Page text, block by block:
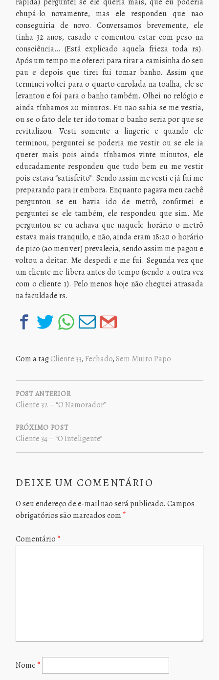
chupá-lo novamente, mas ele respondeu que não
conseguiria de novo. Conversamos brevemente, ele
tinha 32 anos, casado e comentou estar com peso na
consciência… (Está explicado aquela frieza toda rs).
Após um tempo me ofereci para tirar a camisinha do seu
pau e depois que tirei fui tomar banho. Assim que
terminei voltei para o quarto enrolada na toalha, ele se
levantou e foi para o banho também. Olhei no relógio e
ainda tínhamos 20 minutos. Eu não sabia se me vestia,
ou se o fato dele ter ido tomar o banho seria por que se
revitalizou. Vesti somente a lingerie e quando ele
terminou, perguntei se poderia me vestir ou se ele ia
querer mais pois ainda tínhamos vinte minutos, ele
educadamente respondeu que tudo bem eu me vestir
pois estava “satisfeito”. Sendo assim me vesti e já fui me
preparando para ir embora. Enquanto pagava meu cachê
perguntou se eu havia ido de metrô, confirmei e
perguntei se ele também, ele respondeu que sim. Me
perguntou se eu achava que naquele horário o metrô
estava mais tranquilo, e não, ainda eram 18:20 o horário
de pico (ao meu ver) prevalecia, sendo assim me pagou e
voltou a deitar. Me despedi e me fui. Segunda vez que
um cliente me libera antes do tempo (sendo a outra vez
com o cliente 1). Pelo menos hoje não cheguei atrasada
na faculdade rs.
Com a tagCliente 33,Fechado,Sem Muito Papo
NAVEGAÇÃO
DE
POST
POST ANTERIOR
Cliente 32 – “O Namorador”
PRÓXIMO POST
Cliente 34 – “O Inteligente”
DEIXE UM COMENTÁRIO
O seu endereço de e-mail não será publicado. Campos
obrigatórios são marcados com *
Comentário *
Nome *